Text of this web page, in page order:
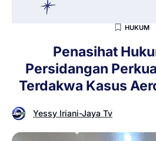
HUKUM
Penasihat
Persidangan
Terdakwa Kasus
Yessy Iriani-Jaya Tv